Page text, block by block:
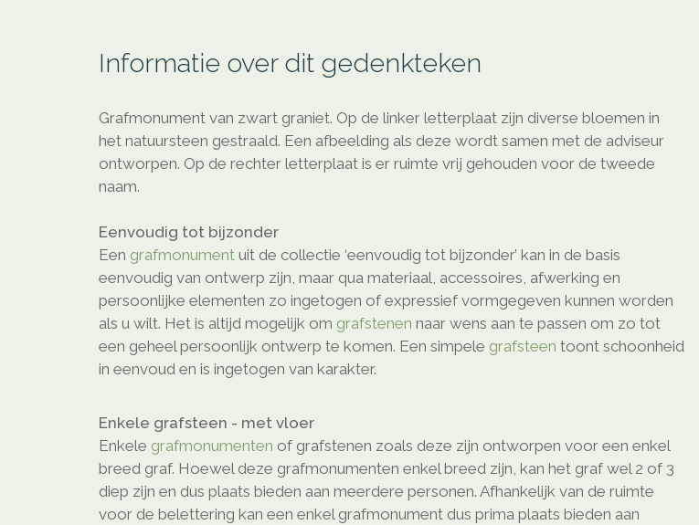
Informatie over dit gedenkteken
Grafmonument van zwart graniet. Op de linker letterplaat zijn diverse bloemen in
het natuursteen gestraald. Een afbeelding als deze wordt samen met de adviseur
ontworpen. Op de rechter letterplaat is er ruimte vrij gehouden voor de tweede
naam.
Eenvoudig tot bijzonder
Een grafmonument uit de collectie ‘eenvoudig tot bijzonder’ kan in de basis
eenvoudig van ontwerp zijn, maar qua materiaal, accessoires, afwerking en
persoonlijke elementen zo ingetogen of expressief vormgegeven kunnen worden
als u wilt. Het is altijd mogelijk om grafstenen naar wens aan te passen om zo tot
een geheel persoonlijk ontwerp te komen. Een simpele grafsteen toont schoonheid
in eenvoud en is ingetogen van karakter.
Enkele grafsteen - met vloer
Enkele grafmonumenten of grafstenen zoals deze zijn ontworpen voor een enkel
breed graf. Hoewel deze grafmonumenten enkel breed zijn, kan het graf wel 2 of 3
diep zijn en dus plaats bieden aan meerdere personen. Afhankelijk van de ruimte
voor de belettering kan een enkel grafmonument dus prima plaats bieden aan